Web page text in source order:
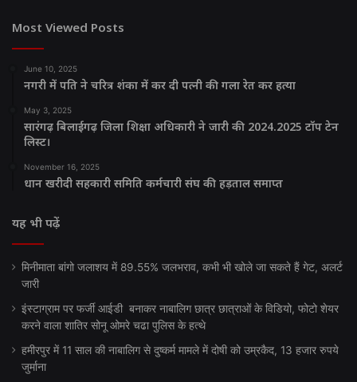
Most Viewed Posts
June 10, 2025
नगरी में पति ने चरित्र शंका में कर दी पत्नी की गला रेत कर हत्या
May 3, 2025
सारंगढ़ बिलाईगढ़ जिला शिक्षा अधिकारी ने जारी की 2024.2025 टॉप टेन
लिस्ट।
November 16, 2025
धान खरीदी सहकारी समिति कर्मचारी संघ की हड़ताल समाप्त
यह भी पढ़ें
मिनीमाता बांगो जलाशय में 89.55% जलभराव, कभी भी खोले जा सकते हैं गेट, अलर्ट
जारी
इंस्टाग्राम पर फर्जी आईडी बनाकर नाबालिग छात्र छात्राओं के विडियो, फोटो शेयर
करने वाला शातिर सोनू ओमरे चढा पुलिस के हत्थे
हमीरपुर में 11 साल की नाबालिग से दुष्कर्म मामले में दोषी को उम्रकैद, 13 हजार रुपये
जुर्माना